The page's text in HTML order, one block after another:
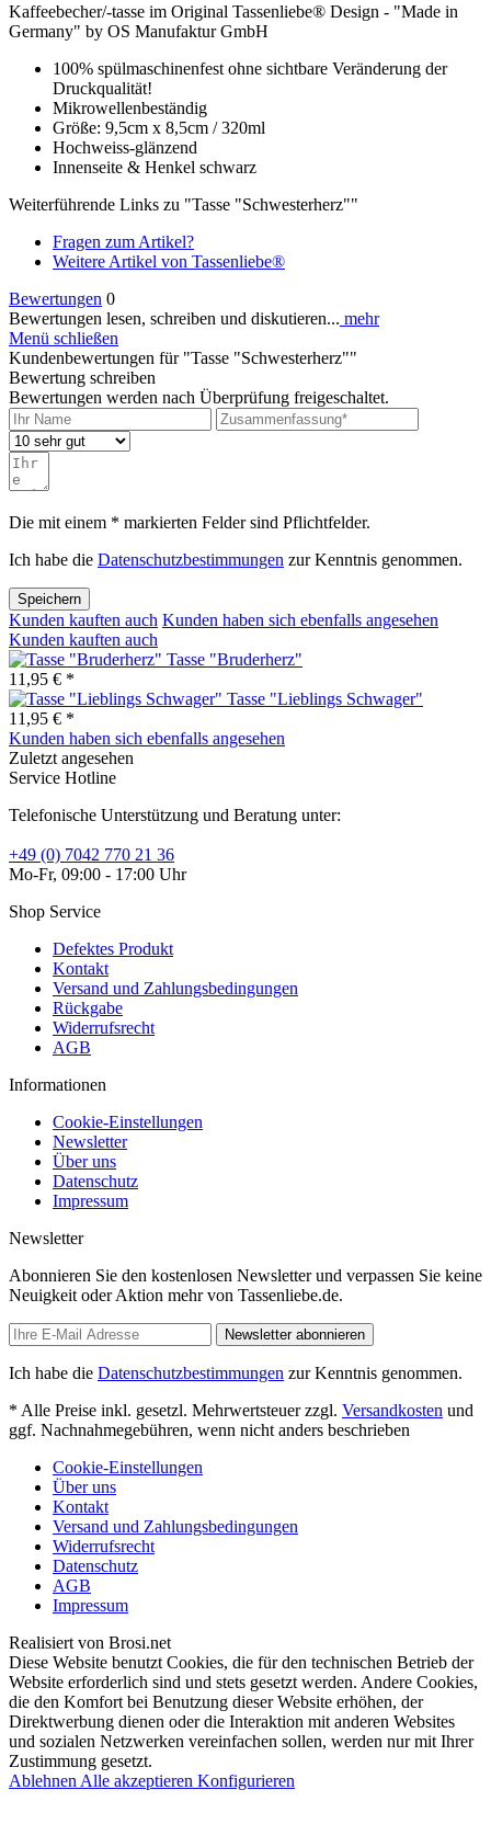
Kaffeebecher/-tasse im Original Tassenliebe® Design - "Made in
Germany" by OS Manufaktur GmbH
100% spülmaschinenfest ohne sichtbare Veränderung der
Druckqualität!
Mikrowellenbeständig
Größe: 9,5cm x 8,5cm / 320ml
Hochweiss-glänzend
Innenseite & Henkel schwarz
Weiterführende Links zu "Tasse "Schwesterherz""
Fragen zum Artikel?
Weitere Artikel von Tassenliebe®
Bewertungen 0
Bewertungen lesen, schreiben und diskutieren... mehr
Menü schließen
Kundenbewertungen für "Tasse "Schwesterherz""
Bewertung schreiben
Bewertungen werden nach Überprüfung freigeschaltet.
Die mit einem * markierten Felder sind Pflichtfelder.
Ich habe die Datenschutzbestimmungen zur Kenntnis genommen.
Speichern
Kunden kauften auch Kunden haben sich ebenfalls angesehen
Kunden kauften auch
Tasse "Bruderherz"
11,95 € *
Tasse "Lieblings Schwager"
11,95 € *
Kunden haben sich ebenfalls angesehen
Zuletzt angesehen
Service Hotline
Telefonische Unterstützung und Beratung unter:
+49 (0) 7042 770 21 36
Mo-Fr, 09:00 - 17:00 Uhr
Shop Service
Defektes Produkt
Kontakt
Versand und Zahlungsbedingungen
Rückgabe
Widerrufsrecht
AGB
Informationen
Cookie-Einstellungen
Newsletter
Über uns
Datenschutz
Impressum
Newsletter
Abonnieren Sie den kostenlosen Newsletter und verpassen Sie keine
Neuigkeit oder Aktion mehr von Tassenliebe.de.
Newsletter abonnieren
Ich habe die Datenschutzbestimmungen zur Kenntnis genommen.
* Alle Preise inkl. gesetzl. Mehrwertsteuer zzgl. Versandkosten und
ggf. Nachnahmegebühren, wenn nicht anders beschrieben
Cookie-Einstellungen
Über uns
Kontakt
Versand und Zahlungsbedingungen
Widerrufsrecht
Datenschutz
AGB
Impressum
Realisiert von Brosi.net
Diese Website benutzt Cookies, die für den technischen Betrieb der
Website erforderlich sind und stets gesetzt werden. Andere Cookies,
die den Komfort bei Benutzung dieser Website erhöhen, der
Direktwerbung dienen oder die Interaktion mit anderen Websites
und sozialen Netzwerken vereinfachen sollen, werden nur mit Ihrer
Zustimmung gesetzt.
Ablehnen Alle akzeptieren Konfigurieren